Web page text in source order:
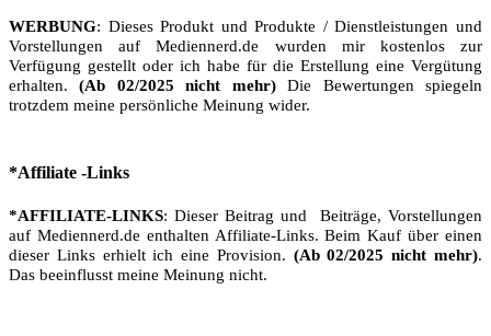
WERBUNG: Dieses Produkt und Produkte / Dienstleistungen und
Vorstellungen auf Mediennerd.de wurden mir kostenlos zur
Verfügung gestellt oder ich habe für die Erstellung eine Vergütung
erhalten.(Ab 02/2025 nicht mehr)Die Bewertungen spiegeln
trotzdem meine persönliche Meinung wider.
*Affiliate -Links
*AFFILIATE-LINKS: Dieser Beitrag und Beiträge, Vorstellungen
auf Mediennerd.de enthalten Affiliate-Links. Beim Kauf über einen
dieser Links erhielt ich eine Provision. (Ab 02/2025 nicht mehr).
Das beeinflusst meine Meinung nicht.